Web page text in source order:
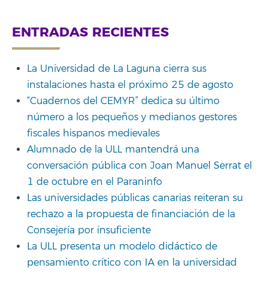
ENTRADAS RECIENTES
La Universidad de La Laguna cierra sus
instalaciones hasta el próximo 25 de agosto
“Cuadernos del CEMYR” dedica su último
número a los pequeños y medianos gestores
fiscales hispanos medievales
Alumnado de la ULL mantendrá una
conversación pública con Joan Manuel Serrat el
1 de octubre en el Paraninfo
Las universidades públicas canarias reiteran su
rechazo a la propuesta de financiación de la
Consejería por insuficiente
La ULL presenta un modelo didáctico de
pensamiento crítico con IA en la universidad